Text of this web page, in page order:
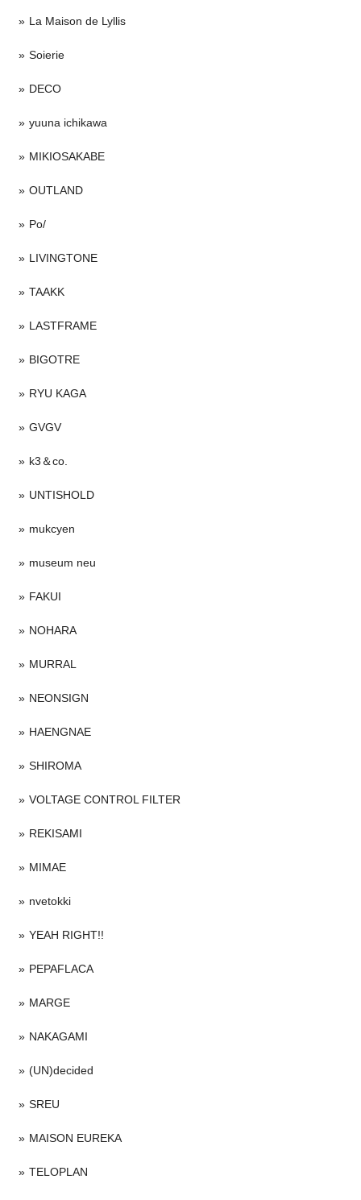
La Maison de Lyllis
Soierie
DECO
yuuna ichikawa
MIKIOSAKABE
OUTLAND
Po/
LIVINGTONE
TAAKK
LASTFRAME
BIGOTRE
RYU KAGA
GVGV
k3＆co.
UNTISHOLD
mukcyen
museum neu
FAKUI
NOHARA
MURRAL
NEONSIGN
HAENGNAE
SHIROMA
VOLTAGE CONTROL FILTER
REKISAMI
MIMAE
nvetokki
YEAH RIGHT!!
PEPAFLACA
MARGE
NAKAGAMI
(UN)decided
SREU
MAISON EUREKA
TELOPLAN